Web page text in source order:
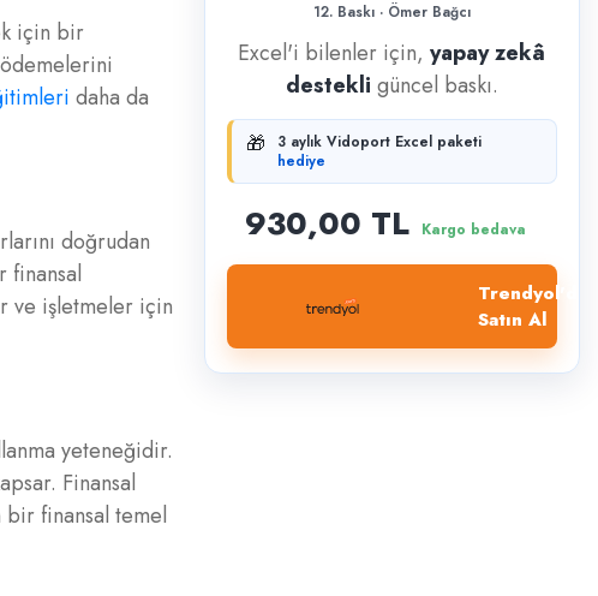
için bir
daha da
doğrudan
finansal
ve işletmeler için
yeteneğidir.
Finansal
bir finansal temel
12. Baskı · Ömer Bağcı
Excel'i bilenler için,yapay zekâ
destekli güncel baskı.
🎁
3 aylık Vidoport Excel paketi
hediye
930,00 TL Kargo bedava
Trendyol'dan
Satın Al